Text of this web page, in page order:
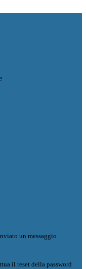
un messaggio
il reset della password